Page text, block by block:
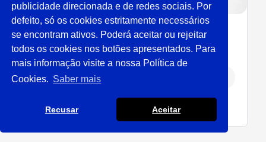
Exposição “Vizinhos do
Lado” mostrou rostos e
histórias de inclusão
publicidade direcionada e de redes sociais. Por
defeito, só os cookies estritamente necessários
se encontram ativos. Poderá aceitar ou rejeitar
todos os cookies nos botões apresentados. Para
mais informação visite a nossa Política de
Cookies. Saber mais
Recusar Aceitar